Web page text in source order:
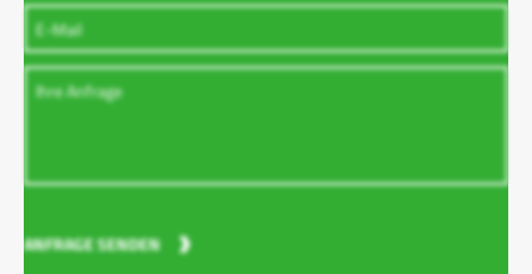
ANFRAGE SENDEN